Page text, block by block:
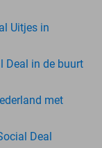
Uitjes in
Deal in de buurt
met
Deal